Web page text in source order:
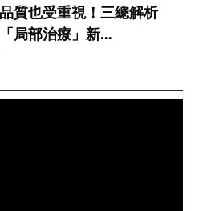
品質也受重視！三總解析
「局部治療」新...